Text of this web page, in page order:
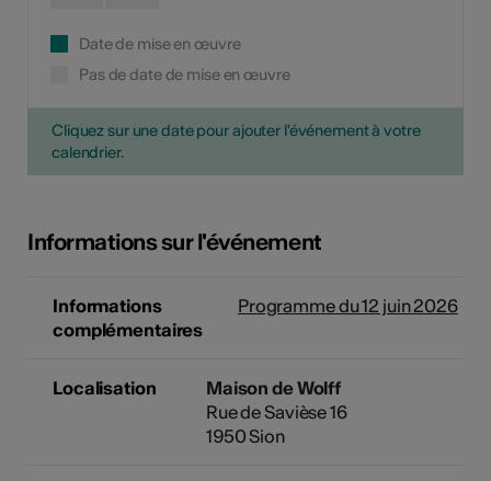
Date de mise en œuvre
Pas de date de mise en œuvre
Cliquez sur une date pour ajouter l'événement à votre
calendrier.
Informations sur l'événement
Informations
complémentaires
Programme du 12 juin 2026
Localisation
Maison de Wolff
Rue de Savièse 16
1950 Sion